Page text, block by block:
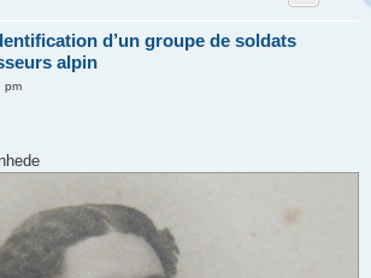
d’un groupe de soldats
alpin
pm